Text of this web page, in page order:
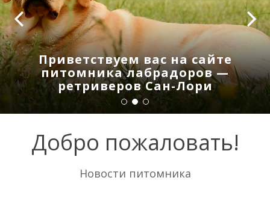
Приветствуем вас на сайте
питомника лабрадоров —
ретриверов Сан-Лори
Добро пожаловать!
Новости питомника